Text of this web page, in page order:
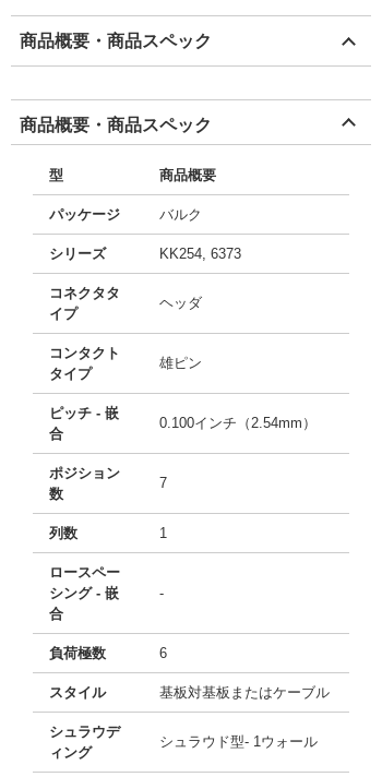
商品概要・商品スペック
商品概要・商品スペック
型 商品概要
パッケージ バルク
シリーズ KK254, 6373
コネクタタ
イプ
ヘッダ
コンタクト
タイプ
雄ピン
ピッチ - 嵌
合
0.100インチ（2.54mm）
ポジション
数
7
列数 1
ロースペー
シング - 嵌
合
-
負荷極数 6
スタイル 基板対基板またはケーブル
シュラウデ
ィング
シュラウド型- 1ウォール